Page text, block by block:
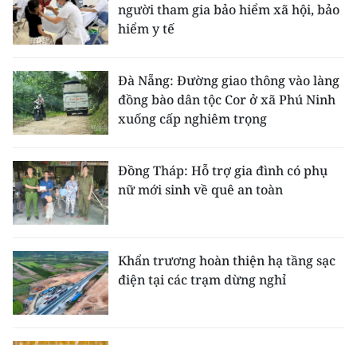
người tham gia bảo hiểm xã hội, bảo
hiểm y tế
Đà Nẵng: Đường giao thông vào làng
đồng bào dân tộc Cor ở xã Phú Ninh
xuống cấp nghiêm trọng
Đồng Tháp: Hỗ trợ gia đình có phụ
nữ mới sinh về quê an toàn
Khẩn trương hoàn thiện hạ tầng sạc
điện tại các trạm dừng nghỉ